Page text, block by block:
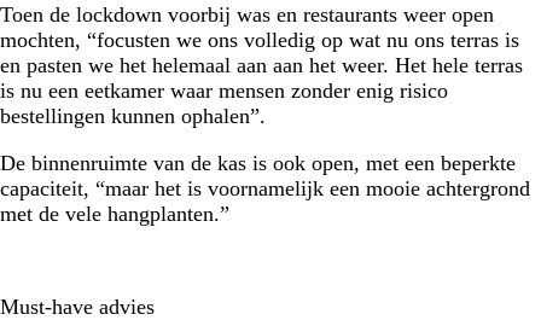
Toen de lockdown voorbij was en restaurants weer open
mochten, “focusten we ons volledig op wat nu ons terras is
en pasten we het helemaal aan aan het weer. Het hele terras
is nu een eetkamer waar mensen zonder enig risico
bestellingen kunnen ophalen”.
De binnenruimte van de kas is ook open, met een beperkte
capaciteit, “maar het is voornamelijk een mooie achtergrond
met de vele hangplanten.”
Must-have advies